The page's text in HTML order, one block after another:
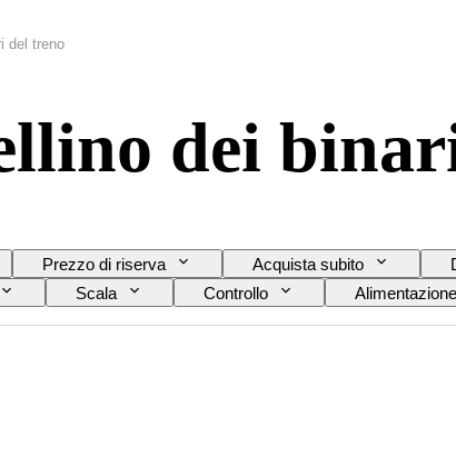
del treno
dei
Prezzo di riserva Acquista subito
Scala Controllo Alimentazione